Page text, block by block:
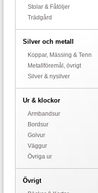
Stolar & Fåtöljer
Trädgård
Silver och metall
Koppar, Mässing & Tenn
Metallföremål, övrigt
Silver & nysilver
Ur & klockor
Armbandsur
Bordsur
Golvur
Väggur
Övriga ur
Övrigt